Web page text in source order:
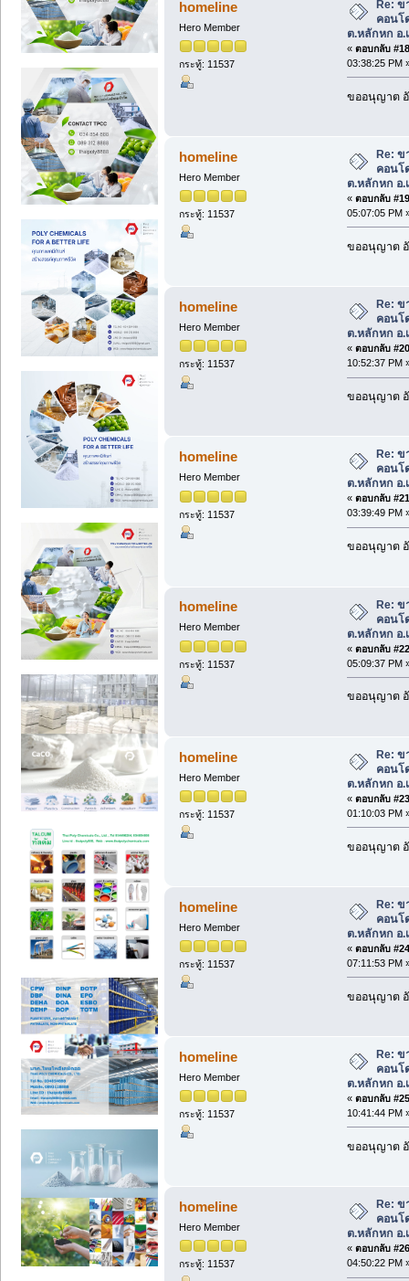
homeline
Hero Member
กระทู้: 11537
Re: ข
คอนโ
ต.หลักหก อ.
« ตอบกลับ
03:38:25 PM
ขออนุญาต
homeline
Hero Member
กระทู้: 11537
Re: ข
คอนโ
ต.หลักหก อ.
« ตอบกลับ
05:07:05 PM
ขออนุญาต
homeline
Hero Member
กระทู้: 11537
Re: ข
คอนโ
ต.หลักหก อ.
« ตอบกลับ
10:52:37 PM
ขออนุญาต
homeline
Hero Member
กระทู้: 11537
Re: ข
คอนโ
ต.หลักหก อ.
« ตอบกลับ
03:39:49 PM
ขออนุญาต
homeline
Hero Member
กระทู้: 11537
Re: ข
คอนโ
ต.หลักหก อ.
« ตอบกลับ
05:09:37 PM
ขออนุญาต
homeline
Hero Member
กระทู้: 11537
Re: ข
คอนโ
ต.หลักหก อ.
« ตอบกลับ
01:10:03 PM
ขออนุญาต
homeline
Hero Member
กระทู้: 11537
Re: ข
คอนโ
ต.หลักหก อ.
« ตอบกลับ
07:11:53 PM
ขออนุญาต
homeline
Hero Member
กระทู้: 11537
Re: ข
คอนโ
ต.หลักหก อ.
« ตอบกลับ
10:41:44 PM
ขออนุญาต
homeline
Hero Member
กระทู้: 11537
Re: ข
คอนโ
ต.หลักหก อ.
« ตอบกลับ
04:50:22 PM